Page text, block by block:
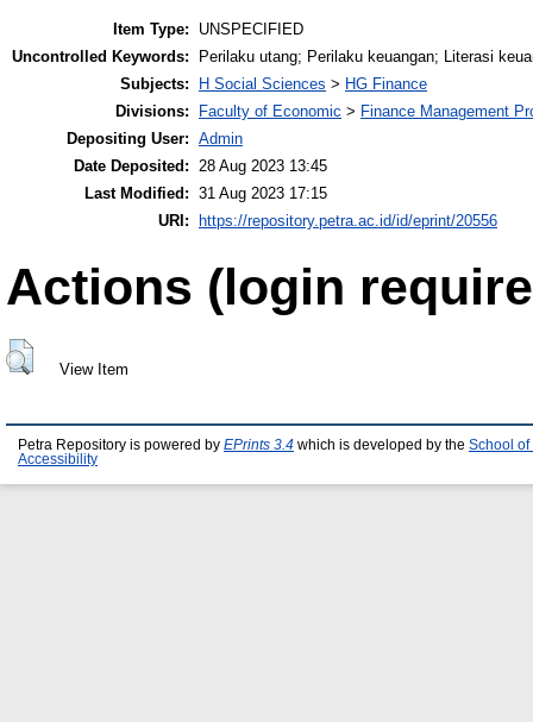
Item Type:
UNSPECIFIED
Uncontrolled Keywords:
Perilaku utang; Perilaku keuangan; Literasi
Subjects:
H Social Sciences > HG Finance
Divisions:
Faculty of Economic > Finance Management
Depositing User: Admin
Date Deposited: 28 Aug 2023 13:45
Last Modified: 31 Aug 2023 17:15
URI:
https://repository.petra.ac.id/id/eprint/20556
Actions (login
View Item
Petra Repository is powered by EPrints 3.4 which is developed by the School of
Accessibility